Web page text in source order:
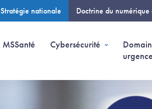
Stratégie nationale Doctrine du numérique
MSSanté Cybersécurité